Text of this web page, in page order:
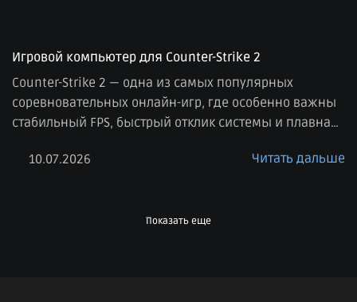
Игровой компьютер для Counter-Strike 2
Counter-Strike 2 — одна из самых популярных
соревновательных онлайн-игр, где особенно важны
стабильный FPS, быстрый отклик системы и плавная
на первом месте не только качество графики, но и
игры, поэтому к выбору компьютера для CS2 стоит […]
10.07.2026 Читать дальше
Показать еще